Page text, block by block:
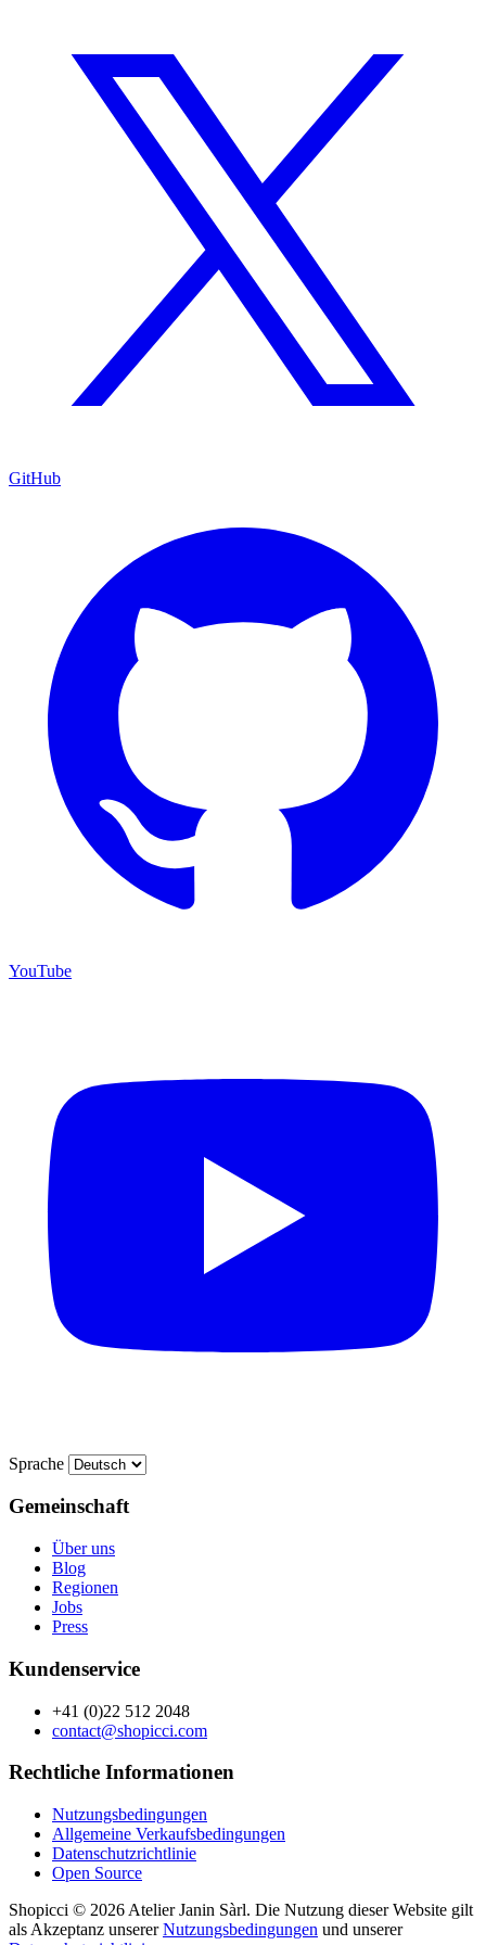
GitHub
YouTube
Sprache
Gemeinschaft
Über uns
Blog
Regionen
Jobs
Press
Kundenservice
+41 (0)22 512 2048
contact@shopicci.com
Rechtliche Informationen
Nutzungsbedingungen
Allgemeine Verkaufsbedingungen
Datenschutzrichtlinie
Open Source
Shopicci © 2026 Atelier Janin Sàrl. Die Nutzung dieser Website gilt
als Akzeptanz unsererNutzungsbedingungen und unserer